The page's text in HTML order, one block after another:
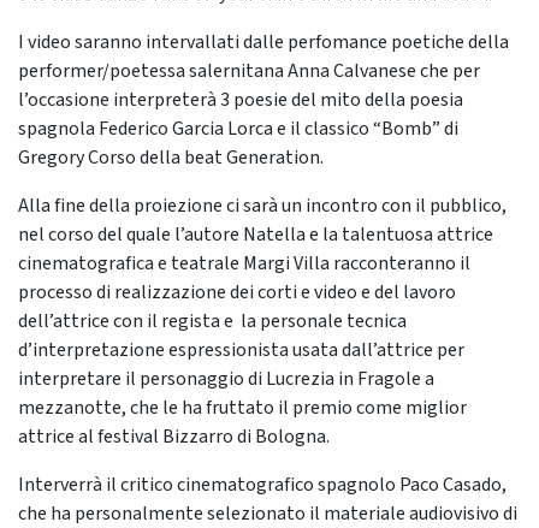
I video saranno intervallati dalle perfomance poetiche della
performer/poetessa salernitana Anna Calvanese che per
l’occasione interpreterà 3 poesie del mito della poesia
spagnola Federico Garcia Lorca e il classico “Bomb” di
Gregory Corso della beat Generation.
Alla fine della proiezione ci sarà un incontro con il pubblico,
nel corso del quale l’autore Natella e la talentuosa attrice
cinematografica e teatrale Margi Villa racconteranno il
processo di realizzazione dei corti e video e del lavoro
dell’attrice con il regista e la personale tecnica
d’interpretazione espressionista usata dall’attrice per
interpretare il personaggio di Lucrezia in Fragole a
mezzanotte, che le ha fruttato il premio come miglior
attrice al festival Bizzarro di Bologna.
Interverrà il critico cinematografico spagnolo Paco Casado,
che ha personalmente selezionato il materiale audiovisivo di